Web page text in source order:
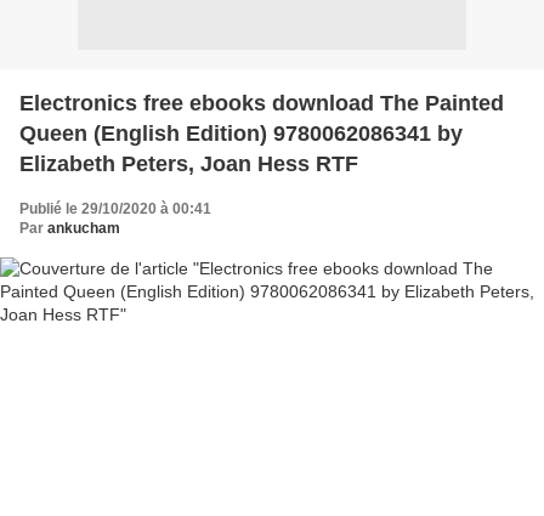
Electronics free ebooks download The Painted
Queen (English Edition) 9780062086341 by
Elizabeth Peters, Joan Hess RTF
Publié le 29/10/2020 à 00:41
Par ankucham